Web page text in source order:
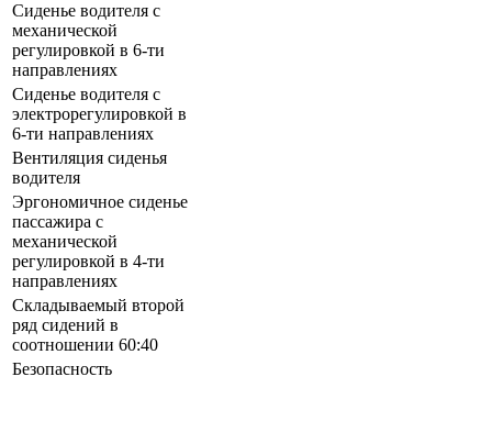
Сиденье водителя с
механической
регулировкой в 6-ти
направлениях
Сиденье водителя с
электрорегулировкой в
6-ти направлениях
Вентиляция сиденья
водителя
Эргономичное сиденье
пассажира с
механической
регулировкой в 4-ти
направлениях
Складываемый второй
ряд сидений в
соотношении 60:40
Безопасность